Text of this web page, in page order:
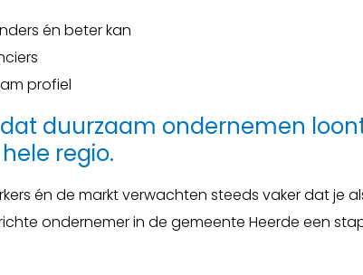
én beter kan
profiel
duurzaam ondernemen
regio.
én de markt verwachten steeds vaker dat je
ondernemer in de gemeente Heerde een